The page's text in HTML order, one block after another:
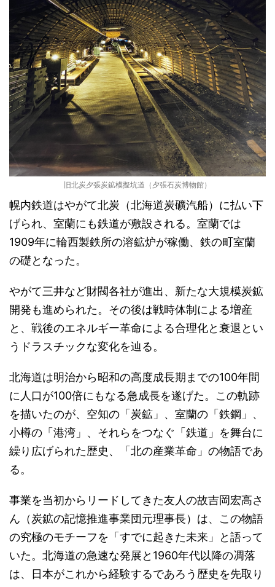
旧北炭夕張炭鉱模擬坑道（夕張石炭博物館）
幌内鉄道はやがて北炭（北海道炭礦汽船）に払い下
げられ、室蘭にも鉄道が敷設される。室蘭では
1909年に輪西製鉄所の溶鉱炉が稼働、鉄の町室蘭
の礎となった。
やがて三井など財閥各社が進出、新たな大規模炭鉱
開発も進められた。その後は戦時体制による増産
と、戦後のエネルギー革命による合理化と衰退とい
うドラスチックな変化を辿る。
北海道は明治から昭和の高度成長期までの100年間
に人口が100倍にもなる急成長を遂げた。この軌跡
を描いたのが、空知の「炭鉱」、室蘭の「鉄鋼」、
小樽の「港湾」、それらをつなぐ「鉄道」を舞台に
繰り広げられた歴史、「北の産業革命」の物語であ
る。
事業を当初からリードしてきた友人の故吉岡宏高さ
ん（炭鉱の記憶推進事業団元理事長）は、この物語
の究極のモチーフを「すでに起きた未来」と語って
いた。北海道の急速な発展と1960年代以降の凋落
は、日本がこれから経験するであろう歴史を先取り